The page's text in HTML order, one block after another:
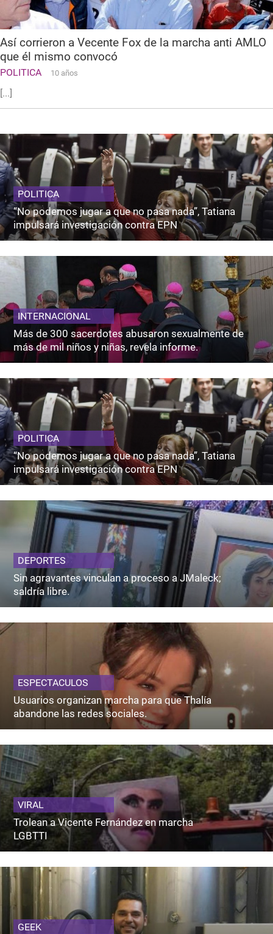
Así corrieron a Vecente Fox de la marcha anti AMLO
que él mismo convocó
POLITICA 10 años
[...]
POLITICA
“No podemos jugar a que no pasa nada”, Tatiana
impulsará investigación contra EPN
INTERNACIONAL
Más de 300 sacerdotes abusaron sexualmente de
más de mil niños y niñas, revela informe.
POLITICA
“No podemos jugar a que no pasa nada”, Tatiana
impulsará investigación contra EPN
DEPORTES
Sin agravantes vinculan a proceso a JMaleck;
saldría libre.
ESPECTACULOS
Usuarios organizan marcha para que Thalía
abandone las redes sociales.
VIRAL
Trolean a Vicente Fernández en marcha
LGBTTI
GEEK